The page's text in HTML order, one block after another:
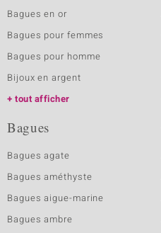
Bagues en or
Bagues pour femmes
Bagues pour homme
Bijoux en argent
tout afficher
Bagues
Bagues agate
Bagues améthyste
Bagues aigue-marine
Bagues ambre